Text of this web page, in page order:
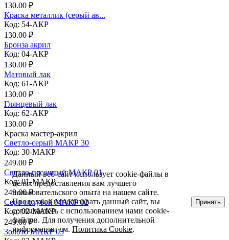
130.00 ₽
Краска металлик (серый ав...
Код: 54-АКР
130.00 ₽
Бронза акрил
Код: 04-АКР
130.00 ₽
Матовый лак
Код: 61-АКР
130.00 ₽
Глянцевый лак
Код: 62-АКР
130.00 ₽
Краска мастер-акрил
Светло-серый МАКР 30
Код: 30-МАКР
249.00 ₽
Светло-песочный МАКР 01
Код: 01-МАКР
249.00 ₽
Серо-голубой МАКР 02
Код: 02-МАКР
249.00 ₽
Золото МАКР 03
Данный веб-сайт использует cookie-файлы в
целях предоставления вам лучшего
пользовательского опыта на нашем сайте.
Продолжая использовать данный сайт, вы
соглашаетесь с использованием нами cookie-
файлов. Для получения дополнительной
информации см.Политика Cookie.
Принять